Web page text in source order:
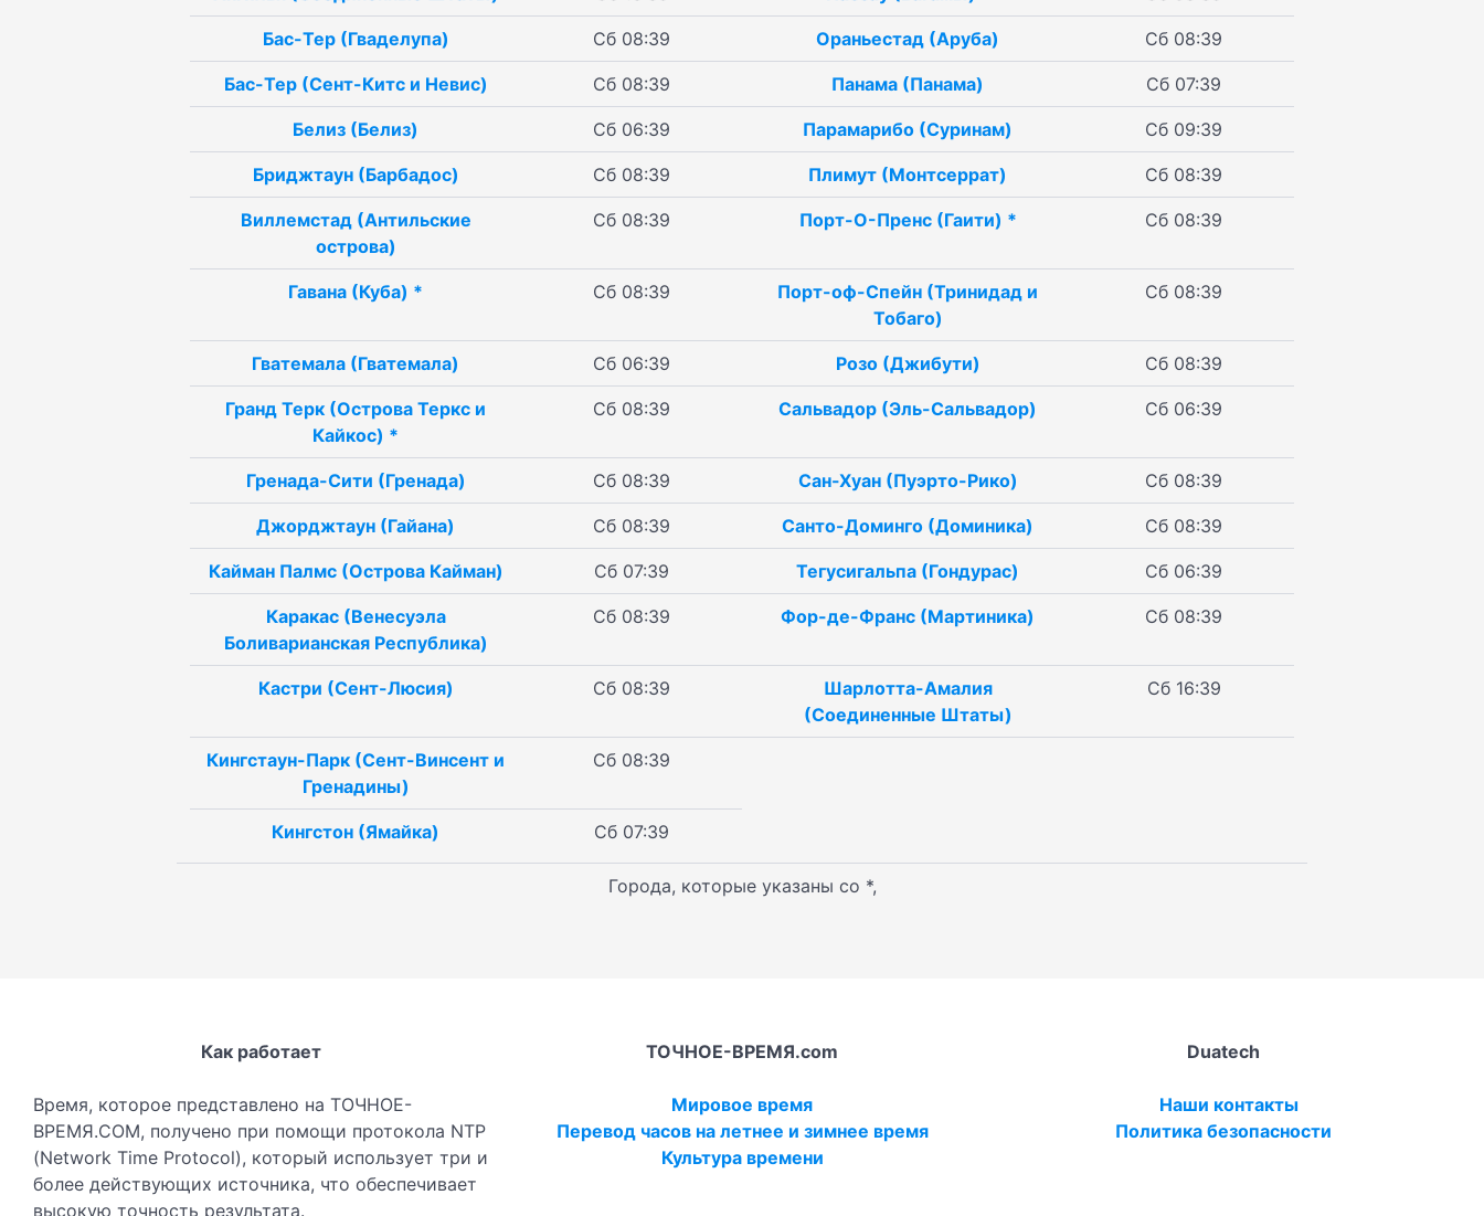
Бас-Тер (Гваделупа) Сб 08:39 Ораньестад (Аруба) Сб 08:39
Бас-Тер (Сент-Китс и Невис) Сб 08:39 Панама (Панама) Сб 07:39
Белиз (Белиз) Сб 06:39 Парамарибо (Суринам) Сб 09:39
Бриджтаун (Барбадос) Сб 08:39 Плимут (Монтсеррат) Сб 08:39
Виллемстад (Антильские
острова)
Сб 08:39 Порт-О-Пренс (Гаити) * Сб 08:39
Гавана (Куба) * Сб 08:39
Порт-оф-Спейн (Тринидад и
Тобаго)
Сб 08:39
Гватемала (Гватемала) Сб 06:39 Розо (Джибути) Сб 08:39
Гранд Терк (Острова Теркс и
Кайкос) *
Сб 08:39 Сальвадор (Эль-Сальвадор) Сб 06:39
Гренада-Сити (Гренада) Сб 08:39 Сан-Хуан (Пуэрто-Рико) Сб 08:39
Джорджтаун (Гайана) Сб 08:39 Санто-Доминго (Доминика) Сб 08:39
Кайман Палмс (Острова Кайман) Сб 07:39 Тегусигальпа (Гондурас) Сб 06:39
Каракас (Венесуэла
Боливарианская Республика)
Сб 08:39 Фор-де-Франс (Мартиника) Сб 08:39
Кастри (Сент-Люсия) Сб 08:39
Шарлотта-Амалия
(Соединенные Штаты)
Сб 16:39
Кингстаун-Парк (Сент-Винсент и
Гренадины)
Сб 08:39
Кингстон (Ямайка) Сб 07:39
Города, которые указаны со *,
Как работает
Время, которое представлено на ТОЧНОЕ-
ВРЕМЯ.COM, получено при помощи протокола NTP
(Network Time Protocol), который использует три и
более действующих источника, что обеспечивает
высокую точность результата.
ТОЧНОЕ-ВРЕМЯ.com
Мировое время
Перевод часов на летнее и зимнее время
Культура времени
Duatech
Наши контакты
Политика безопасности